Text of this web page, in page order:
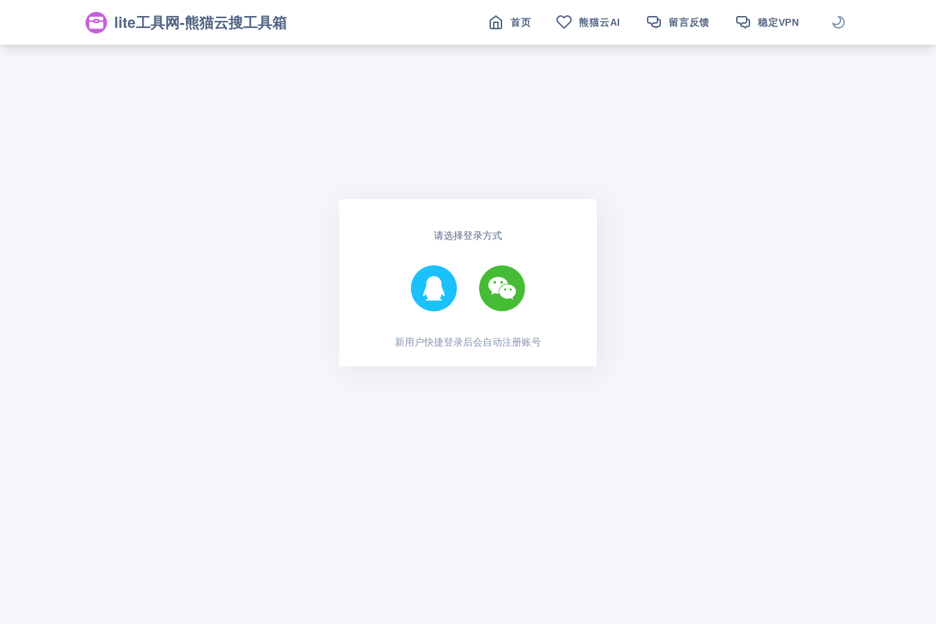
lite工具网-熊猫云搜工具箱 首页 熊猫云AI 留言反馈 稳定VPN
请选择登录方式
新用户快捷登录后会自动注册账号